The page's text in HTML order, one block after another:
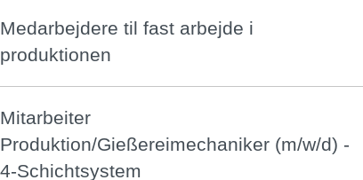
Medarbejdere til fast arbejde i
produktionen
Mitarbeiter
Produktion/Gießereimechaniker (m/w/d) -
4-Schichtsystem